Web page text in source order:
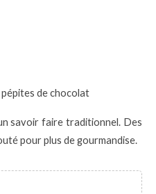
de chocolat
savoir faire traditionnel. Des
pour plus de gourmandise.